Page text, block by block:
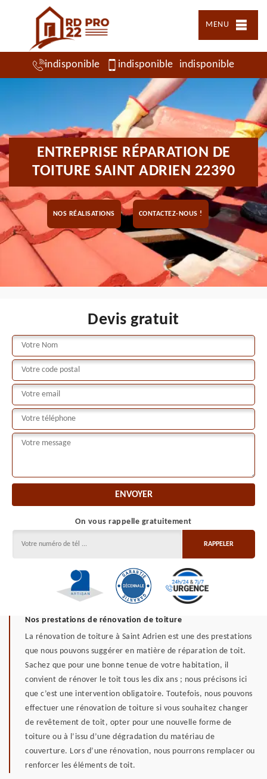
MENU
indisponible indisponible indisponible
ENTREPRISE RÉPARATION DE
TOITURE SAINT ADRIEN 22390
NOS RÉALISATIONS CONTACTEZ-NOUS !
Devis gratuit
On vous rappelle gratuitement
Nos prestations de rénovation de toiture
La rénovation de toiture à Saint Adrien est une des prestations
que nous pouvons suggérer en matière de réparation de toit.
Sachez que pour une bonne tenue de votre habitation, il
convient de rénover le toit tous les dix ans ; nous précisons ici
que c’est une intervention obligatoire. Toutefois, nous pouvons
effectuer une rénovation de toiture si vous souhaitez changer
de revêtement de toit, opter pour une nouvelle forme de
toiture ou à l’issu d’une dégradation du matériau de
couverture. Lors d’une rénovation, nous pourrons remplacer ou
renforcer les éléments de toit.